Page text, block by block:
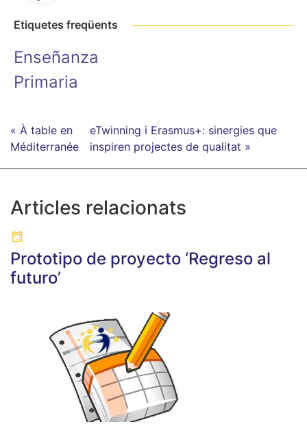
Etiquetes freqüents
Enseñanza
Primaria
« À table en
Méditerranée
eTwinning i Erasmus+: sinergies que
inspiren projectes de qualitat »
Articles relacionats
Prototipo de proyecto ‘Regreso al
futuro’